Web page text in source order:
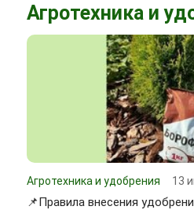
Агротехника и
Агротехника и удобрения 13
📌Правила внесения